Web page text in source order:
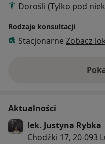
Dorośli (Tylko pod
Rodzaje konsultacji
Stacjonarne Zobacz
Aktualności
lek. Justyna Rybka
Chodźki 17, 20-093